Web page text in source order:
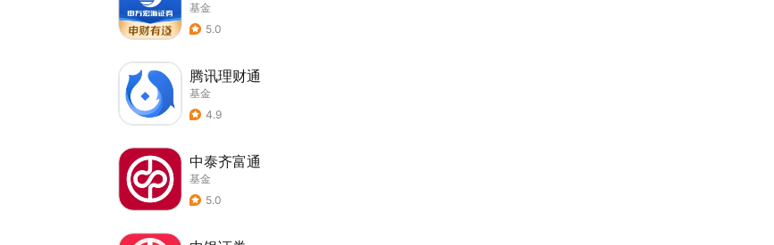
基金
5.0
腾讯理财通
基金
4.9
中泰齐富通
基金
5.0